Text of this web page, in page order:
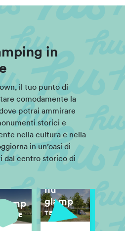
in
il tuo punto di
comodamente la
potrai ammirare
storici e
nella cultura e nella
in un’oasi di
dal centro storico di
hu
glamp
TENDE